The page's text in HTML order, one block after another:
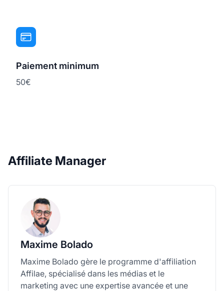
Paiement minimum
50€
Affiliate Manager
Maxime Bolado
Maxime Bolado gère le programme d'affiliation
Affilae, spécialisé dans les médias et le
marketing avec une expertise avancée et une